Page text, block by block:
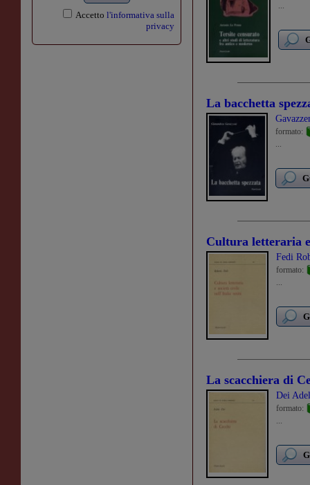
Accetto l'informativa sulla
privacy
...
La bacchetta
formato:
...
Cultura letteraria
Fedi
formato:
...
La scacchiera di
Dei
formato:
...